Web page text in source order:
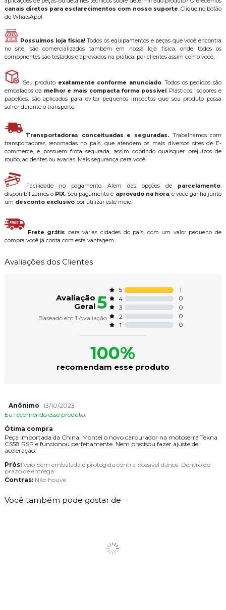
canais diretos para esclarecimentos com nosso suporte. Clique no botão
de WhatsApp!
Possuímos loja física!Todos os equipamentos e peças que você encontra
no site, são comercializados também em nossa loja física, onde todos os
componentes são testados e aprovados na prática, por clientes assim como você.
Seu produto exatamente conforme anunciado. Todos os pedidos são
embalados da melhor e mais compacta forma possível . Plásticos, isopores e
papelões, são aplicados para evitar pequenos impactos que seu produto possa
sofrer durante o transporte.
Transportadoras conceituadas e seguradas. Trabalhamos com
transportadoras renomadas no país, que atendem os mais diversos sites de E-
commerce, e possuem frota segurada, assim cobrindo quaisquer prejuízos de
roubo, acidentes ou avarias. Mais segurança para você!
Facilidade no pagamento. Além das opções de parcelamento,
disponibilizamos o PIX. Seu pagamento é aprovado na hora, e você ganha junto
um desconto exclusivopor utilizar este meio.
Frete grátis para várias cidades do país, com um valor pequeno de
compra você já conta com esta vantagem.
Avaliações dos Clientes
Avaliação
Geral5
Baseado em 1 Avaliação
5
1
4
0
3
0
2
0
1
0
100%
recomendam esse produto
Anônimo 13/10/2023
Eu recomendo esse produto.
Ótima compra
Peça importada da China. Montei o novo carburador na motoserra Tekna
CS58 RSP e funcionou perfeitamente. Nem precisou fazer ajuste de
aceleração.
Prós: Veio bem embalada e protegida contra possível danos. Dentro do
prazo de entrega.
Contras: Não houve
Você também pode gostar de